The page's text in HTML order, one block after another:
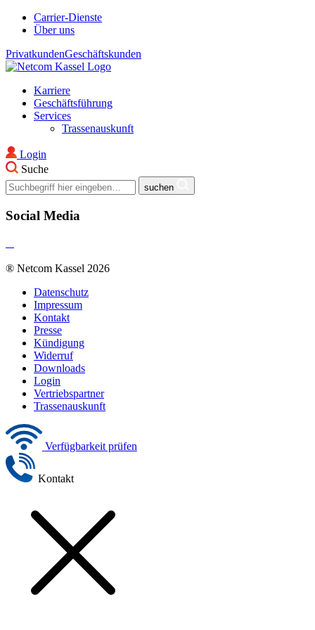
Carrier-Dienste
Über uns
PrivatkundenGeschäftskunden
Karriere
Geschäftsführung
Services
Trassenauskunft
Login
Suche
suchen
Social Media
® Netcom Kassel 2026
Datenschutz
Impressum
Kontakt
Presse
Kündigung
Widerruf
Downloads
Login
Vertriebspartner
Trassenauskunft
Verfügbarkeit prüfen
Kontakt